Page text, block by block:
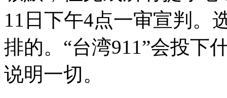
11日下午4点一审宣判。
排的。“台湾911”会投下
说明一切。